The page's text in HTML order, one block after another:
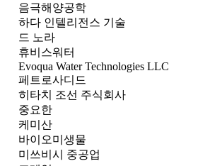
음극해양공학
하다 인텔리전스 기술
드 노라
휴비스워터
Evoqua Water Technologies LLC
페트로사디드
히타치 조선 주식회사
중요한
케미산
바이오미생물
미쓰비시 중공업